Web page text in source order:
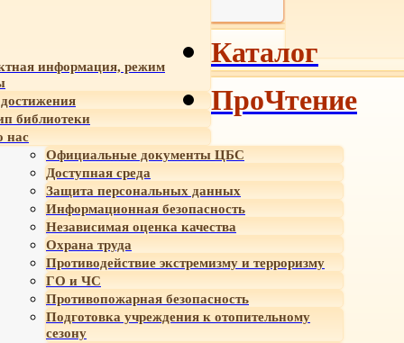
информация, режим
библиотеки
нас
Официальные документы ЦБС
Доступная среда
Защита персональных данных
Информационная безопасность
Независимая оценка качества
Охрана труда
Противодействие экстремизму и терроризму
ГО и ЧС
Противопожарная безопасность
Подготовка учреждения к отопительному
сезону
Каталог
ПроЧтение